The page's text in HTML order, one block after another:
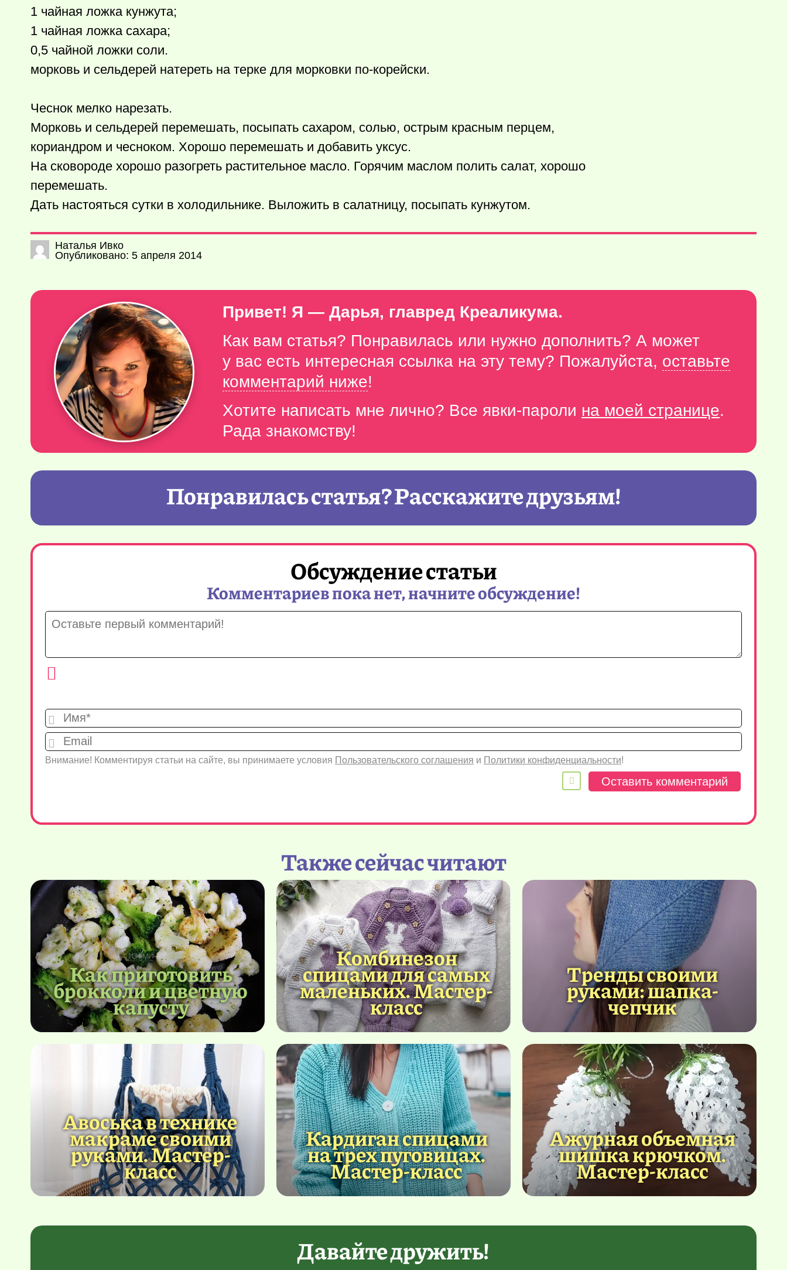
1 чайная ложка кунжута;
1 чайная ложка сахара;
0,5 чайной ложки соли.
морковь и сельдерей натереть на терке для морковки по-корейски.
Чеснок мелко нарезать.
Морковь и сельдерей перемешать, посыпать сахаром, солью, острым красным перцем,
кориандром и чесноком. Хорошо перемешать и добавить уксус.
На сковороде хорошо разогреть растительное масло. Горячим маслом полить салат, хорошо
перемешать.
Дать настояться сутки в холодильнике. Выложить в салатницу, посыпать кунжутом.
Наталья Ивко
Опубликовано: 5 апреля 2014
Привет! Я — Дарья, главред Креаликума.
Как вам статья? Понравилась или нужно дополнить? А может
у вас есть интересная ссылка на эту тему? Пожалуйста, оставьте
комментарий ниже!
Хотите написать мне лично? Все явки-пароли на моей странице.
Рада знакомству!
Понравилась статья? Расскажите друзьям!
Обсуждение статьи
Комментариев пока нет, начните обсуждение!
Имя*
Email
Внимание! Комментируя статьи на сайте, вы принимаете условия Пользовательского соглашения и Политики конфиденциальности!
Также сейчас читают
Как приготовить
брокколи и цветную
капусту
Комбинезон
спицами для самых
маленьких. Мастер-
класс
Тренды своими
руками: шапка-
чепчик
Авоська в технике
макраме своими
руками. Мастер-
класс
Кардиган спицами
на трех пуговицах.
Мастер-класс
Ажурная объемная
шишка крючком.
Мастер-класс
Давайте дружить!